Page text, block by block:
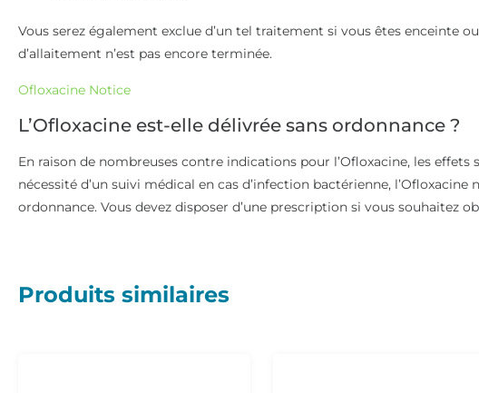
Vous serez également exclue d’un tel traitement si vous êtes enceinte
d’allaitement n’est pas encore terminée.
Ofloxacine Notice
L’Ofloxacine est-elle délivrée sans ordonnance ?
En raison de nombreuses contre indications pour l’Ofloxacine, les effets
nécessité d’un suivi médical en cas d’infection bactérienne, l’Ofloxacine
ordonnance. Vous devez disposer d’une prescription si vous souhaitez
Produits similaires